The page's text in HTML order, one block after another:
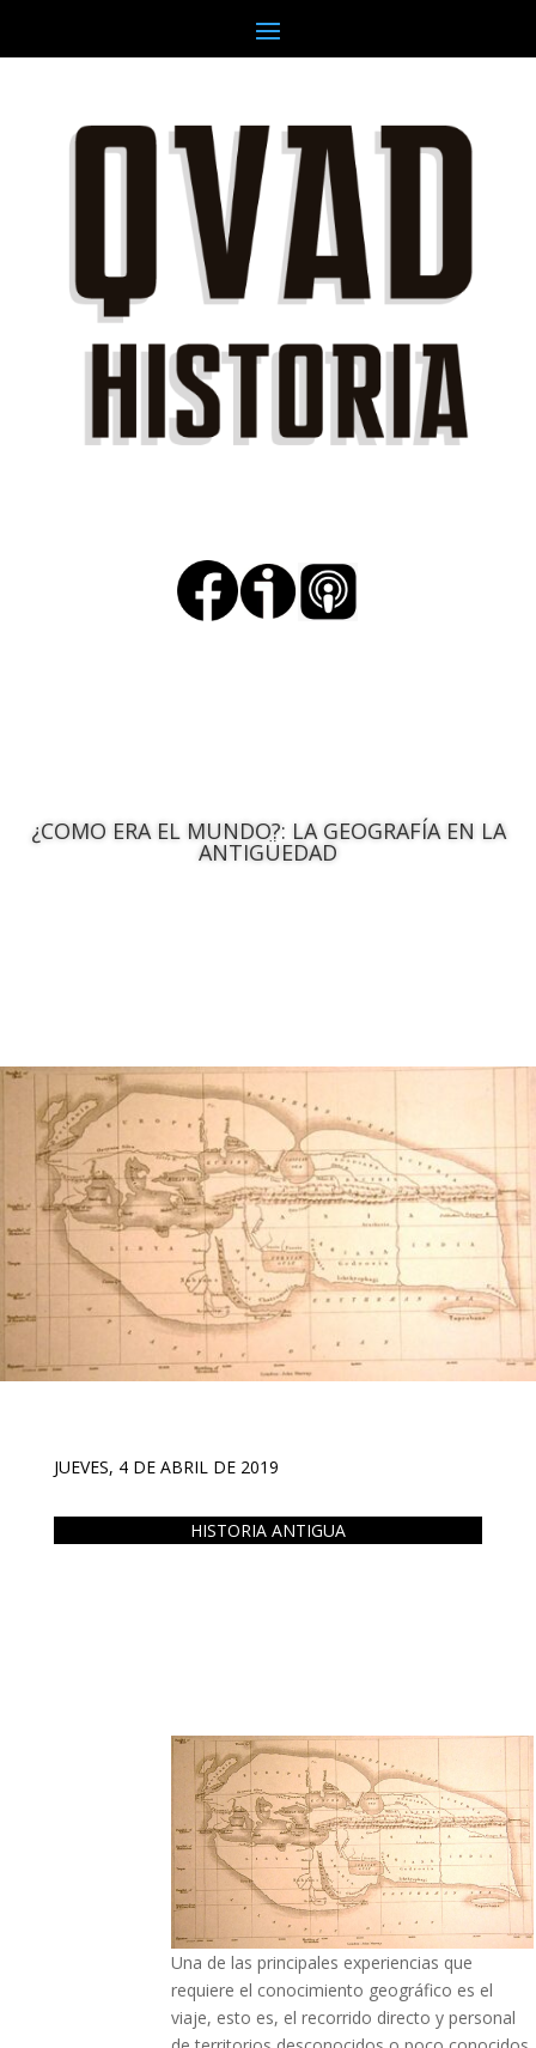
¿COMO ERA EL MUNDO?: LA GEOGRAFÍA EN LA
ANTIGÜEDAD
JUEVES, 4 DE ABRIL DE 2019
HISTORIA ANTIGUA
Una de las principales experiencias que
requiere el conocimiento geográfico es el
viaje, esto es, el recorrido directo y personal